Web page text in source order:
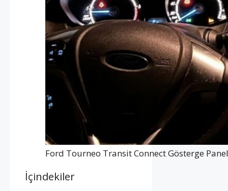
Ford Tourneo Transit Connect Gösterge
İçindekiler